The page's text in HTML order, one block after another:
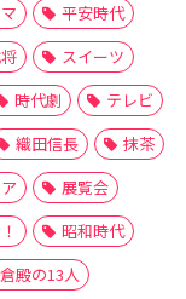
平安時代
スイーツ
時代劇
テレビ
織田信長
抹茶
展覧会
昭和時代
殿の13人